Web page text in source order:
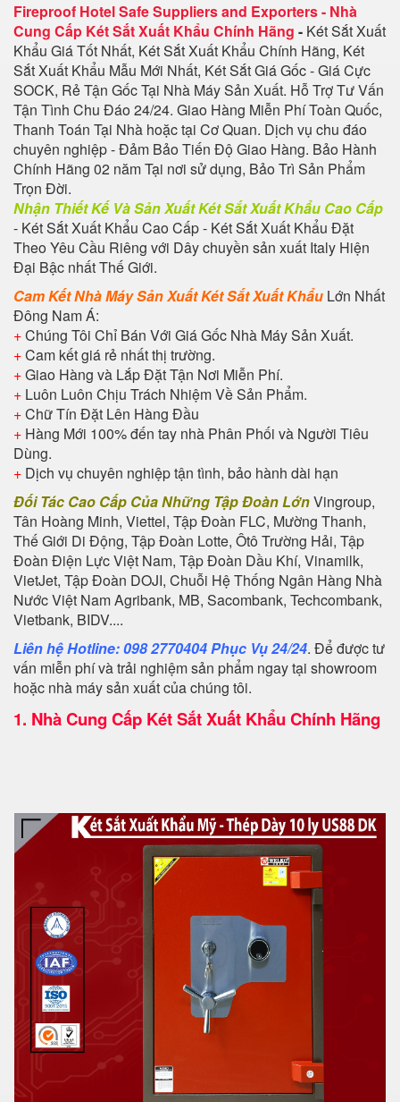
Fireproof Hotel Safe Suppliers and Exporters- Nhà
Cung Cấp Két Sắt Xuất Khẩu Chính Hãng - Két Sắt Xuất
Khẩu Giá Tốt Nhất, Két Sắt Xuất Khẩu Chính Hãng, Két
Sắt Xuất Khẩu Mẫu Mới Nhất, Két Sắt Giá Gốc - Giá Cực
SOCK, Rẻ Tận Gốc Tại Nhà Máy Sản Xuất. Hỗ Trợ Tư Vấn
Tận Tình Chu Đáo 24/24. Giao Hàng Miễn Phí Toàn Quốc,
Thanh Toán Tại Nhà hoặc tại Cơ Quan. Dịch vụ chu đáo
chuyên nghiệp - Đảm Bảo Tiến Độ Giao Hàng. Bảo Hành
Chính Hãng 02 năm Tại nơi sử dụng, Bảo Trì Sản Phẩm
Trọn Đời.
Nhận Thiết Kế Và Sản Xuất Két Sắt Xuất Khẩu Cao Cấp
- Két Sắt Xuất Khẩu Cao Cấp - Két Sắt Xuất Khẩu Đặt
Theo Yêu Cầu Riêng với Dây chuyền sản xuất Italy Hiện
Đại Bậc nhất Thế Giới.
Cam Kết Nhà Máy Sản Xuất KétSắt Xuất Khẩu Lớn Nhất
Đông Nam Á:
+Chúng Tôi Chỉ Bán Với Giá Gốc Nhà Máy Sản Xuất.
+Cam kết giá rẻ nhất thị trường.
+Giao Hàng và Lắp Đặt Tận Nơi Miễn Phí.
+ Luôn Luôn Chịu Trách Nhiệm Về Sản Phẩm.
+Chữ Tín Đặt Lên Hàng Đầu
+ Hàng Mới 100% đến tay nhà Phân Phối và Người Tiêu
Dùng.
+ Dịch vụ chuyên nghiệp tận tình, bảo hành dài hạn
Đối Tác Cao Cấp Của Những Tập Đoàn LớnVingroup,
Tân Hoàng Minh, Viettel, Tập Đoàn FLC, Mường Thanh,
Thế Giới Di Động, Tập Đoàn Lotte, Ôtô Trường Hải, Tập
Đoàn Điện Lực Việt Nam, Tập Đoàn Dầu Khí, Vinamilk,
VietJet, Tập Đoàn DOJI, Chuỗi Hệ Thống Ngân Hàng Nhà
Nước Việt Nam Agribank, MB, Sacombank, Techcombank,
Vietbank, BIDV....
Liên hệ Hotline: 098 2770404 Phục Vụ 24/24. Để được tư
vấn miễn phí và trải nghiệm sản phẩm ngay tại showroom
hoặc nhà máy sản xuất của chúng tôi.
1. Nhà Cung Cấp Két Sắt Xuất Khẩu Chính Hãng